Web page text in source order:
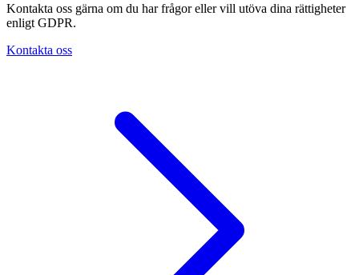
Kontakta oss gärna om du har frågor eller vill utöva dina rättigheter
enligt GDPR.
Kontakta oss